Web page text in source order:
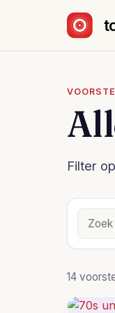
Filter
14